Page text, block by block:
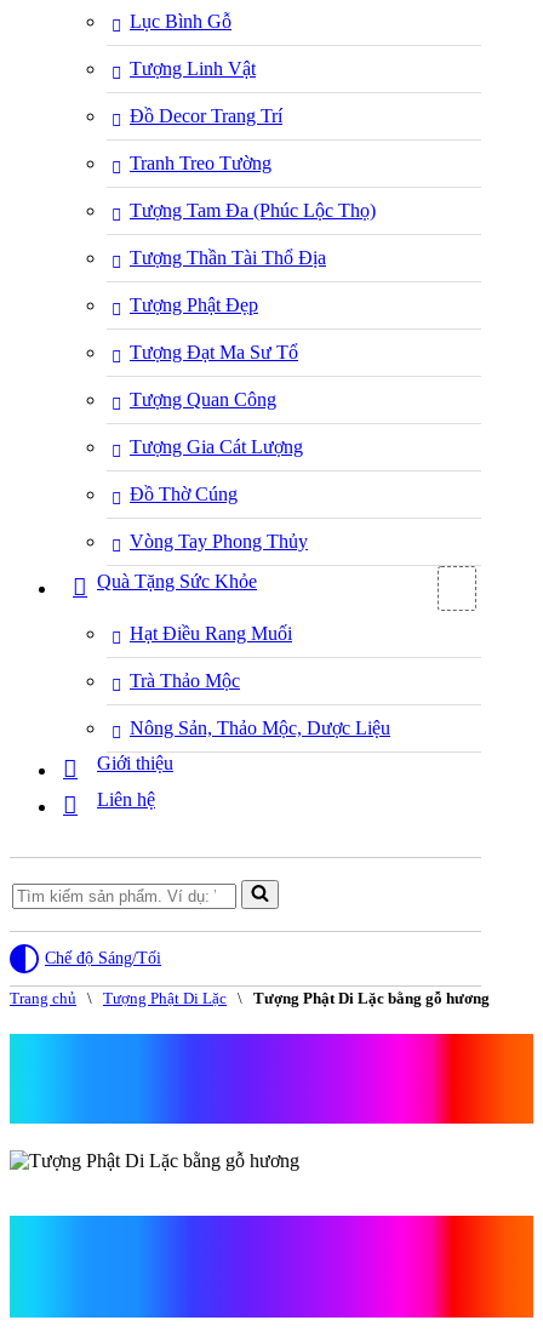
Lục Bình Gỗ
Tượng Linh Vật
Đồ Decor Trang Trí
Tranh Treo Tường
Tượng Tam Đa (Phúc Lộc Thọ)
Tượng Thần Tài Thổ Địa
Tượng Phật Đẹp
Tượng Đạt Ma Sư Tổ
Tượng Quan Công
Tượng Gia Cát Lượng
Đồ Thờ Cúng
Vòng Tay Phong Thủy
Quà Tặng Sức Khỏe
Hạt Điều Rang Muối
Trà Thảo Mộc
Nông Sản, Thảo Mộc, Dược Liệu
Giới thiệu
Liên hệ
Search
for...
Chế độ Sáng/Tối
Trang chủ \ Tượng Phật Di Lặc \ Tượng Phật Di Lặc bằng gỗ hương